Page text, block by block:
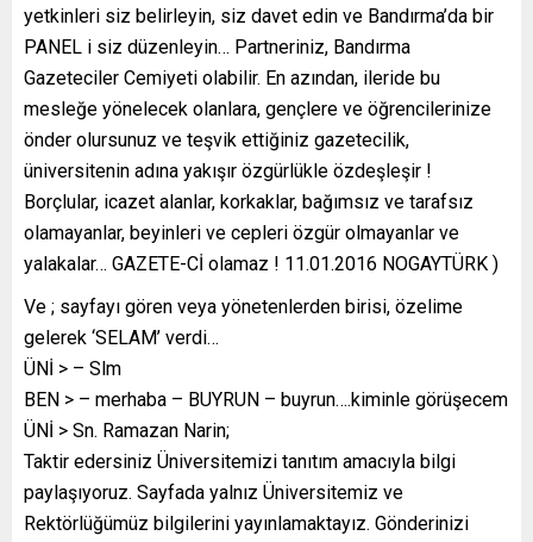
yetkinleri siz belirleyin, siz davet edin ve Bandırma’da bir
PANEL i siz düzenleyin… Partneriniz, Bandırma
Gazeteciler Cemiyeti olabilir. En azından, ileride bu
mesleğe yönelecek olanlara, gençlere ve öğrencilerinize
önder olursunuz ve teşvik ettiğiniz gazetecilik,
üniversitenin adına yakışır özgürlükle özdeşleşir !
Borçlular, icazet alanlar, korkaklar, bağımsız ve tarafsız
olamayanlar, beyinleri ve cepleri özgür olmayanlar ve
yalakalar… GAZETE-Cİ olamaz ! 11.01.2016 NOGAYTÜRK )
Ve ; sayfayı gören veya yönetenlerden birisi, özelime
gelerek ‘SELAM’ verdi…
ÜNİ > – Slm
BEN > – merhaba – BUYRUN – buyrun….kiminle görüşecem
ÜNİ > Sn. Ramazan Narin;
Taktir edersiniz Üniversitemizi tanıtım amacıyla bilgi
paylaşıyoruz. Sayfada yalnız Üniversitemiz ve
Rektörlüğümüz bilgilerini yayınlamaktayız. Gönderinizi